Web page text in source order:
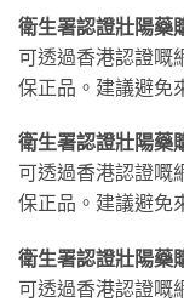
衛生署認證壯陽藥
可透過香港認證嘅
保正品。建議避免
衛生署認證壯陽藥
可透過香港認證嘅
保正品。建議避免
衛生署認證壯陽藥
可透過香港認證嘅